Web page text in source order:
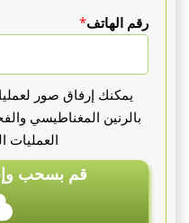
متوسطة
(البطن،
رقم الهاتف*
يمكنك إرفاق صور
بالرنين المغناطيسي
العمليات
قم بسحب